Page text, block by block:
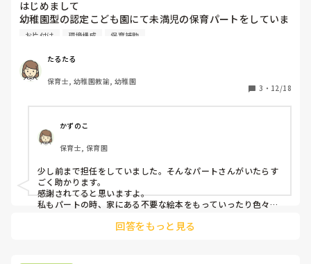
はじめまして
幼稚園型の認定こども園にて未満児の保育パートをしていま
す
は初です(有償ボランティアでお子さんを預かったりはして
いました)
今の園には夏前から勤め出したのですが、元々未満児がいな
かった園だとのことで(1歳のお誕生日を過ぎた０歳児の学年
の子の保育に至ってはまだ2年目との事。誕生日前の子は預
かっていません)おもちゃがあまりありません
雨の日などは2歳くらいの子向けのおもちゃで何となく遊ん
でいる感じです
(コーナーなどは設定してなく｢今日はブロックとぬいぐる
み｣などと保育士主導でおもちゃを限定して広げて遊ばせる
感じです)
また、その年代の子たちが取り出しやすい位置におもちゃの
お片付け 環境構成 保育補助
たるたる
保育士, 幼稚園教諭, 幼稚園
3 ・ 12/18
かずのこ
保育士, 保育園
少し前まで担任をしていました。そんなパートさんがいたらす
ごく助かります。
感謝されてると思いますよ。
私もパートの時、家にある不要な絵本をもっていったり色々勝
回答をもっと見る